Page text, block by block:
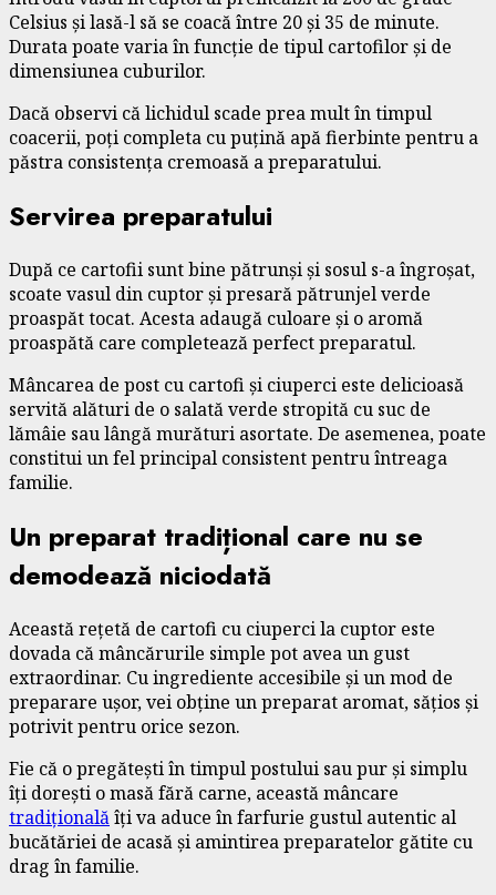
Celsius și lasă-l să se coacă între 20 și 35 de minute.
Durata poate varia în funcție de tipul cartofilor și de
dimensiunea cuburilor.
Dacă observi că lichidul scade prea mult în timpul
coacerii, poți completa cu puțină apă fierbinte pentru a
păstra consistența cremoasă a preparatului.
Servirea preparatului
După ce cartofii sunt bine pătrunși și sosul s-a îngroșat,
scoate vasul din cuptor și presară pătrunjel verde
proaspăt tocat. Acesta adaugă culoare și o aromă
proaspătă care completează perfect preparatul.
Mâncarea de post cu cartofi și ciuperci este delicioasă
servită alături de o salată verde stropită cu suc de
lămâie sau lângă murături asortate. De asemenea, poate
constitui un fel principal consistent pentru întreaga
familie.
Un preparat tradițional care nu se
demodează niciodată
Această rețetă de cartofi cu ciuperci la cuptor este
dovada că mâncărurile simple pot avea un gust
extraordinar. Cu ingrediente accesibile și un mod de
preparare ușor, vei obține un preparat aromat, sățios și
potrivit pentru orice sezon.
Fie că o pregătești în timpul postului sau pur și simplu
îți dorești o masă fără carne, această mâncare
tradiționalăîți va aduce în farfurie gustul autentic al
bucătăriei de acasă și amintirea preparatelor gătite cu
drag în familie.